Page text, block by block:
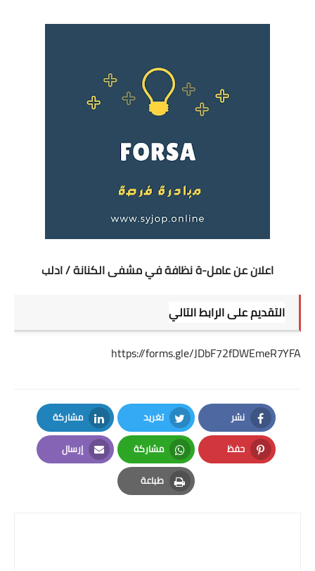
اعلان عن عامل-ة نظافة في مشفى الكنانة / ادلب
التقديم على الرابط التالي
https://forms.gle/JDbF72fDWEmeR7YFA
نشر
Facebook
تغريد
Twitter
مشاركة
LinkedIn
حفظ
Pinterest
مشاركة
Whatsapp
إرسال
Email
طباعة
Print